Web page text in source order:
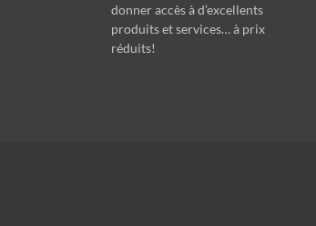
donner accès à d’excellents
produits et services… à prix
réduits!